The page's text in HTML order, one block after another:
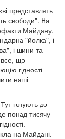
представлять
свободи". На
Майдану.
"йолка", і
і шини та
що
гідності.
наші
готують до
понад тисячу
на Майдані.